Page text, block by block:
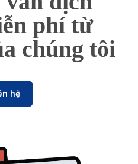
phí từ
chúng tôi
hệ